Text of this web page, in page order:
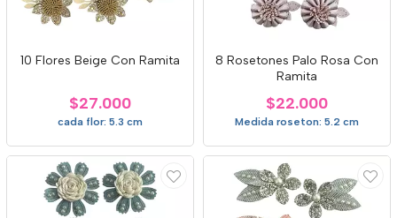
10 Flores Beige Con Ramita
$27.000
cada flor: 5.3 cm
8 Rosetones Palo Rosa Con
Ramita
$22.000
Medida roseton: 5.2 cm